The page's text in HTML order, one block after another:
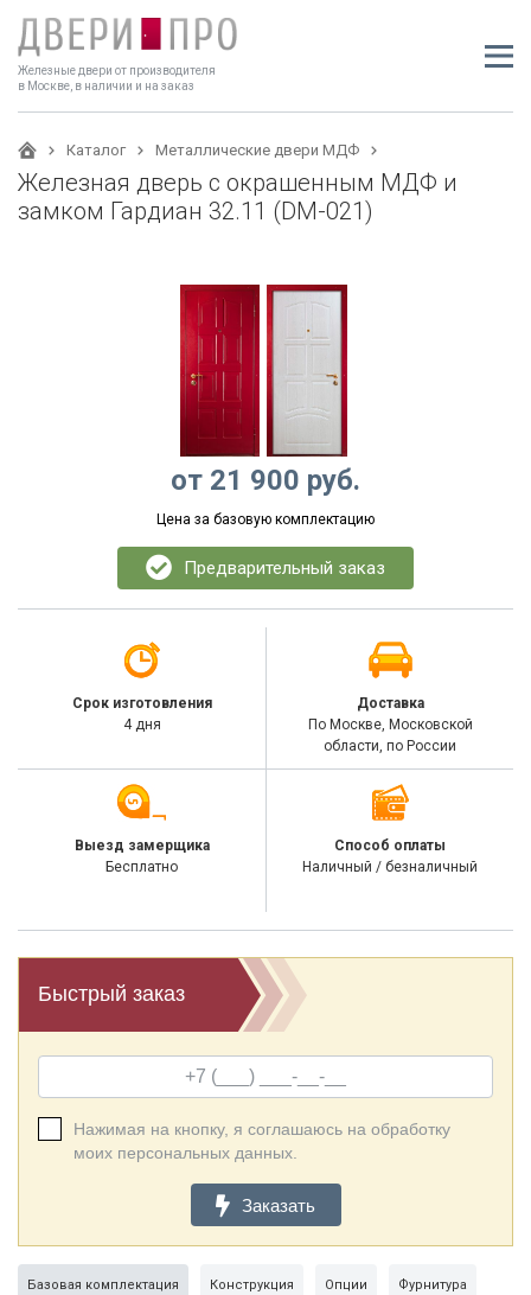
Железные двери от производителя
в Москве, в наличии и на заказ
Каталог Металлические двери МДФ
Железная дверь с окрашенным МДФ и
замком Гардиан 32.11 (DM-021)
от 21 900 руб.
Цена за базовую комплектацию
Предварительный заказ
Срок изготовления
4 дня
Доставка
По Москве, Московской
области, по России
Выезд замерщика
Бесплатно
Способ оплаты
Наличный / безналичный
Быстрый заказ
Нажимая на кнопку, я соглашаюсь на обработку
моих персональных данных.
Заказать
Базовая комплектация Конструкция Опции Фурнитура